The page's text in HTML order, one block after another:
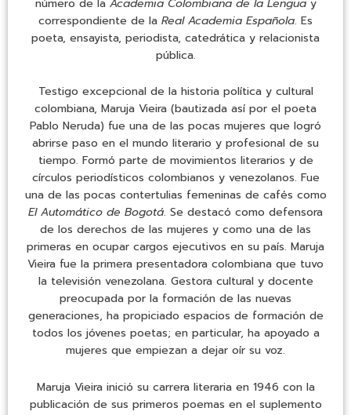
número de la Academia Colombiana de la Lenguay
correspondiente de la Real Academia Española. Es
poeta, ensayista, periodista, catedrática y relacionista
pública.
Testigo excepcional de la historia política y cultural
colombiana, Maruja Vieira (bautizada así por el poeta
Pablo Neruda) fue una de las pocas mujeres que logró
abrirse paso en el mundo literario y profesional de su
tiempo. Formó parte de movimientos literarios y de
círculos periodísticos colombianos y venezolanos. Fue
una de las pocas contertulias femeninas de cafés como
El Automático de Bogotá. Se destacó como defensora
de los derechos de las mujeres y como una de las
primeras en ocupar cargos ejecutivos en su país. Maruja
Vieira fue la primera presentadora colombiana que tuvo
la televisión venezolana. Gestora cultural y docente
preocupada por la formación de las nuevas
generaciones, ha propiciado espacios de formación de
todos los jóvenes poetas; en particular, ha apoyado a
mujeres que empiezan a dejar oír su voz.
Maruja Vieira inició su carrera literaria en 1946 con la
publicación de sus primeros poemas en el suplemento